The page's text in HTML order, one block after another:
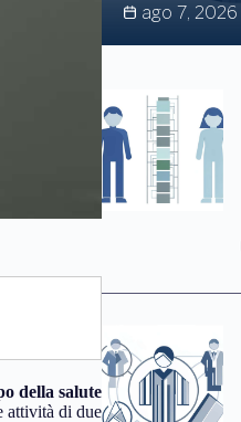
della salute
attività di due
ago 7, 2026